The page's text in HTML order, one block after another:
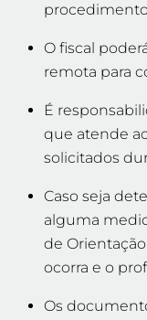
O fiscal
remota para
É
que atende
solicitados
Caso seja
alguma
de Orientação
ocorra e o
Os